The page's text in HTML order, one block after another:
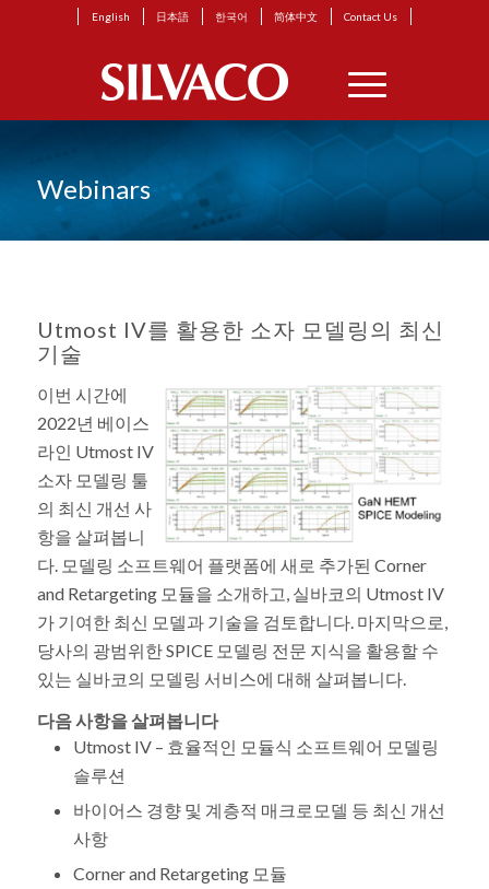
English 日本語 한국어 简体中文 Contact Us
Webinars
Utmost IV를 활용한 소자 모델링의 최신
기술
이번 시간에
2022년 베이스
라인 Utmost IV
소자 모델링 툴
의 최신 개선 사
항을 살펴봅니
다. 모델링 소프트웨어 플랫폼에 새로 추가된 Corner
and Retargeting 모듈을 소개하고, 실바코의 Utmost IV
가 기여한 최신 모델과 기술을 검토합니다. 마지막으로,
당사의 광범위한 SPICE 모델링 전문 지식을 활용할 수
있는 실바코의 모델링 서비스에 대해 살펴봅니다.
다음 사항을 살펴봅니다
Utmost IV – 효율적인 모듈식 소프트웨어 모델링
솔루션
바이어스 경향 및 계층적 매크로모델 등 최신 개선
사항
Corner and Retargeting 모듈